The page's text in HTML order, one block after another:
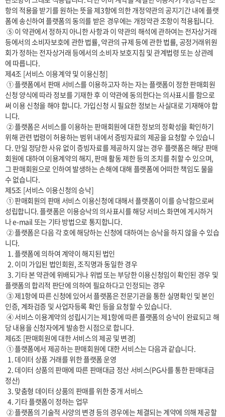
항의 적용을 받기를 원하는 뜻을 제3항에 의한 개정약관의 공지기간 내에 플랫
폼에 송신하여 플랫폼의 동의를 받은 경우에는 개정약관 조항이 적용됩니다.
등에서의 소비자보호에 관한 법률, 약관의 규제 등에 관한 법률, 공정거래위원
회가 정하는 전자상거래 등에서의 소비자 보호지침 및 관계법령 또는 상관례
에 따릅니다.
제4조 [서비스 이용계약 및 이용신청]
신청 양식에 따라 정보를 기재한 후 이 약관에 동의한다는 의사표시를 함으로
써 이용 신청을 해야 합니다. 가입신청 시 필요한 정보는 사실대로 기재해야 합
니다.
위해 관련 법령이 허용하는 범위 내에서 증빙자료의 제공을 요청할 수 있습니
다. 만일 정당한 사유 없이 증빙자료를 제공하지 않는 경우 플랫폼은 해당 판매
회원에 대하여 이용계약의 해지, 판매 활동 제한 등의 조치를 취할 수 있으며,
그 판매회원으로 인하여 발생하는 손해에 대해 플랫폼에 어떠한 책임도 물을
수 없습니다.
제5조 [서비스 이용신청의 승낙]
성립합니다. 플랫폼은 이용승낙의 의사표시를 해당 서비스 화면에 게시하거
나 e-mail 또는 기타 방법으로 통지합니다.
니다.
  2. 이미 가입된 법인회원, 조직명과 동일한 경우
  3. 기타 본 약관에 위배되거나 위법 또는 부당한 이용신청임이 확인된 경우 및
플랫폼의 합리적 판단에 의하여 필요하다고 인정되는 경우
인증, 계좌검증 및 사업자등록 확인 등을 요청할 수 있습니다.
당 내용을 신청자에게 발송한 시점으로 합니다.
제6조 [판매회원에 대한 서비스의 제공 및 변경]
  2. 데이터 상품의 판매에 따른 판매대금 정산 서비스(PG사를 통한 판매대금
정산)
  3. 맞춤형 데이터 상품의 판매를 위한 중개 서비스
  4. 기타 플랫폼이 정하는 업무